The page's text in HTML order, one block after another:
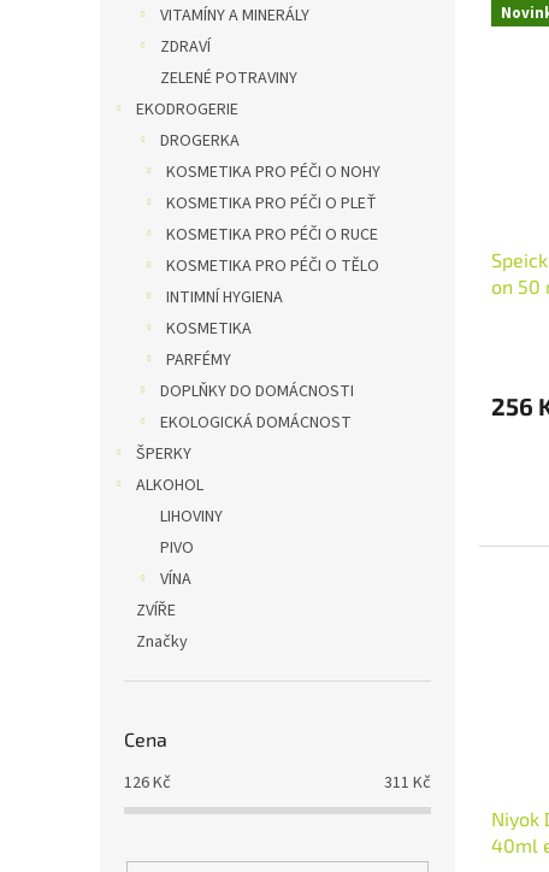
VITAMÍNY A MINERÁLY
ZDRAVÍ
ZELENÉ POTRAVINY
EKODROGERIE
DROGERKA
KOSMETIKA PRO PÉČI O NOHY
KOSMETIKA PRO PÉČI O PLEŤ
KOSMETIKA PRO PÉČI O RUCE
KOSMETIKA PRO PÉČI O TĚLO
INTIMNÍ HYGIENA
KOSMETIKA
PARFÉMY
DOPLŇKY DO DOMÁCNOSTI
EKOLOGICKÁ DOMÁCNOST
ŠPERKY
ALKOHOL
LIHOVINY
PIVO
VÍNA
ZVÍŘE
Značky
Cena
126Kč 311 Kč
on 50
256
Niyok
40ml